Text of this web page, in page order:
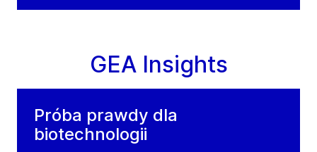
GEA Insights
Próba prawdy dla
biotechnologii